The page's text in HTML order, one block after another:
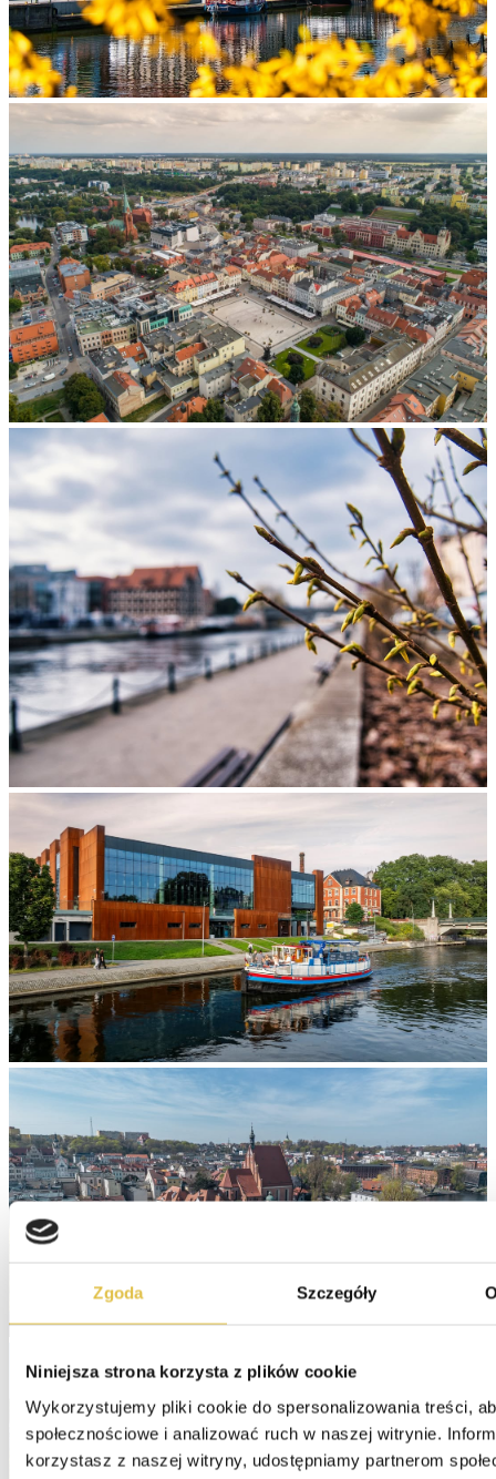
Zgoda Szczegóły
Niniejsza strona korzysta z plików cookie
Wykorzystujemy pliki cookie do spersonalizowania treści,
społecznościowe i analizować ruch w naszej witrynie.
korzystasz z naszej witryny, udostępniamy partnerom